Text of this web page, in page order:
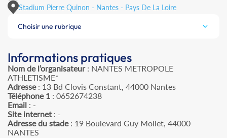
Stadium Pierre Quinon - Nantes - Pays De La Loire
Choisir une rubrique
Informations pratiques
Nom de l’organisateur: NANTES METROPOLE
ATHLETISME*
Adresse: 13 Bd Clovis Constant, 44000 Nantes
Téléphone 1 : 0652674238
Email : -
Site internet : -
Adresse du stade: 19 Boulevard Guy Mollet, 44000
NANTES